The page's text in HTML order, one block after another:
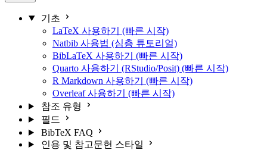
기초
LaTeX 사용하기 (빠른 시작)
Natbib 사용법 (심층 튜토리얼)
BibLaTeX 사용하기 (빠른 시작)
Quarto 사용하기 (RStudio/Posit) (빠른 시작)
R Markdown 사용하기 (빠른 시작)
Overleaf 사용하기 (빠른 시작)
참조 유형
필드
BibTeX FAQ
인용 및 참고문헌 스타일